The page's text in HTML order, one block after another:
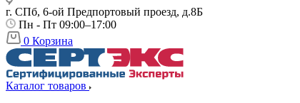
г. СПб, 6-ой Предпортовый проезд, д.8Б
Пн - Пт 09:00–17:00
0 Корзина
Каталог товаров